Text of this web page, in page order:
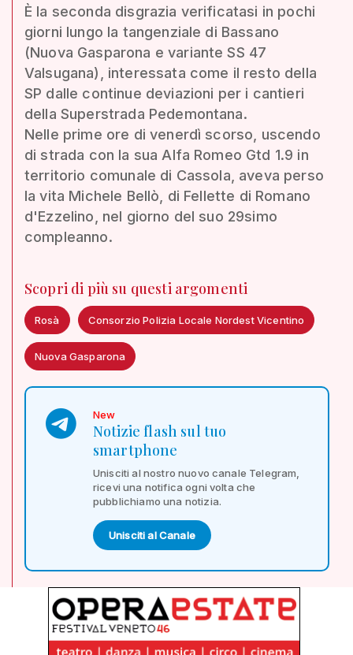
È la seconda disgrazia verificatasi in pochi
giorni lungo la tangenziale di Bassano
(Nuova Gasparona e variante SS 47
Valsugana), interessata come il resto della
SP dalle continue deviazioni per i cantieri
della Superstrada Pedemontana.
Nelle prime ore di venerdì scorso, uscendo
di strada con la sua Alfa Romeo Gtd 1.9 in
territorio comunale di Cassola, aveva perso
la vita Michele Bellò, di Fellette di Romano
d'Ezzelino, nel giorno del suo 29simo
compleanno.
Scopri di più su questi argomenti
Rosà Consorzio Polizia Locale Nordest Vicentino
Nuova Gasparona
New
Notizie flash sul tuo
smartphone
Unisciti al nostro nuovo canale Telegram,
ricevi una notifica ogni volta che
pubblichiamo una notizia.
Unisciti al Canale